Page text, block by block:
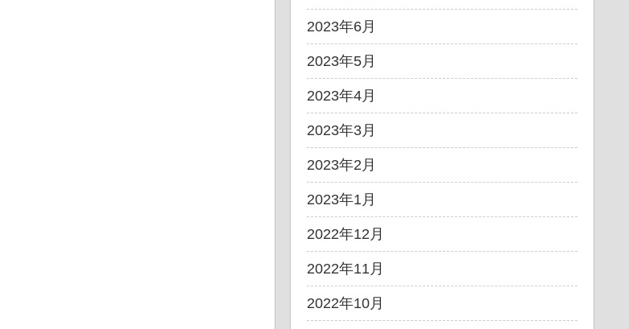
2023年6月
2023年5月
2023年4月
2023年3月
2023年2月
2023年1月
2022年12月
2022年11月
2022年10月